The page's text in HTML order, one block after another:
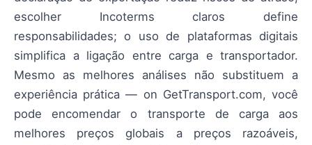
escolher Incoterms claros define
responsabilidades; o uso de plataformas digitais
simplifica a ligação entre carga e transportador.
Mesmo as melhores análises não substituem a
experiência prática — on GetTransport.com, você
pode encomendar o transporte de carga aos
melhores preços globais a preços razoáveis,